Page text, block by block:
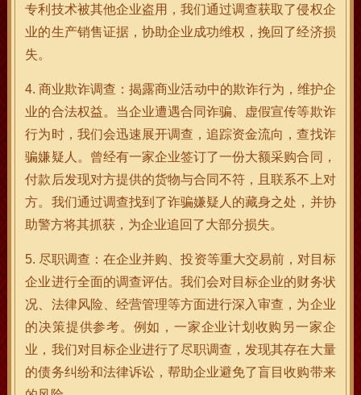
专利技术被其他企业盗用，我们通过调查获取了侵权企
业的生产销售证据，协助企业成功维权，挽回了经济损
失。
4. 商业欺诈调查：揭露商业活动中的欺诈行为，维护企
业的合法权益。当企业遭遇合同诈骗、虚假宣传等欺诈
行为时，我们会迅速展开调查，追踪资金流向，查找诈
骗嫌疑人。曾经有一家企业签订了一份大额采购合同，
付款后发现对方提供的货物与合同不符，且联系不上对
方。我们通过调查找到了诈骗嫌疑人的藏身之处，并协
助警方将其抓获，为企业追回了大部分损失。
5. 尽职调查：在企业并购、投资等重大交易前，对目标
企业进行全面的调查评估。我们会对目标企业的财务状
况、法律风险、经营管理等方面进行深入审查，为企业
的决策提供参考。例如，一家企业计划收购另一家企
业，我们对目标企业进行了尽职调查，发现其存在大量
的债务纠纷和法律诉讼，帮助企业避免了盲目收购带来